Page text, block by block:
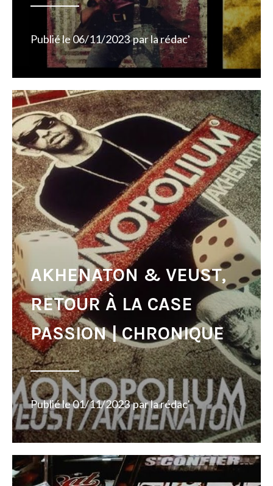
Publié le06/11/2023 parla rédac'
AKHENATON & VEUST,
RETOUR À LA CASE
PASSION | CHRONIQUE
Publié le01/11/2023 parla rédac'